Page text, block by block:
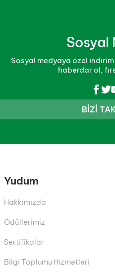
Sosyal
Sosyal medyaya özel
haberdar ol,
BIZI
Yudum
Hakkımızda
Ödüllerimiz
Sertifikalar
Bilgi Toplumu Hizmetleri